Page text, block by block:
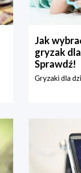
Jak
gryzak
Sprawdź!
Gryzaki dla